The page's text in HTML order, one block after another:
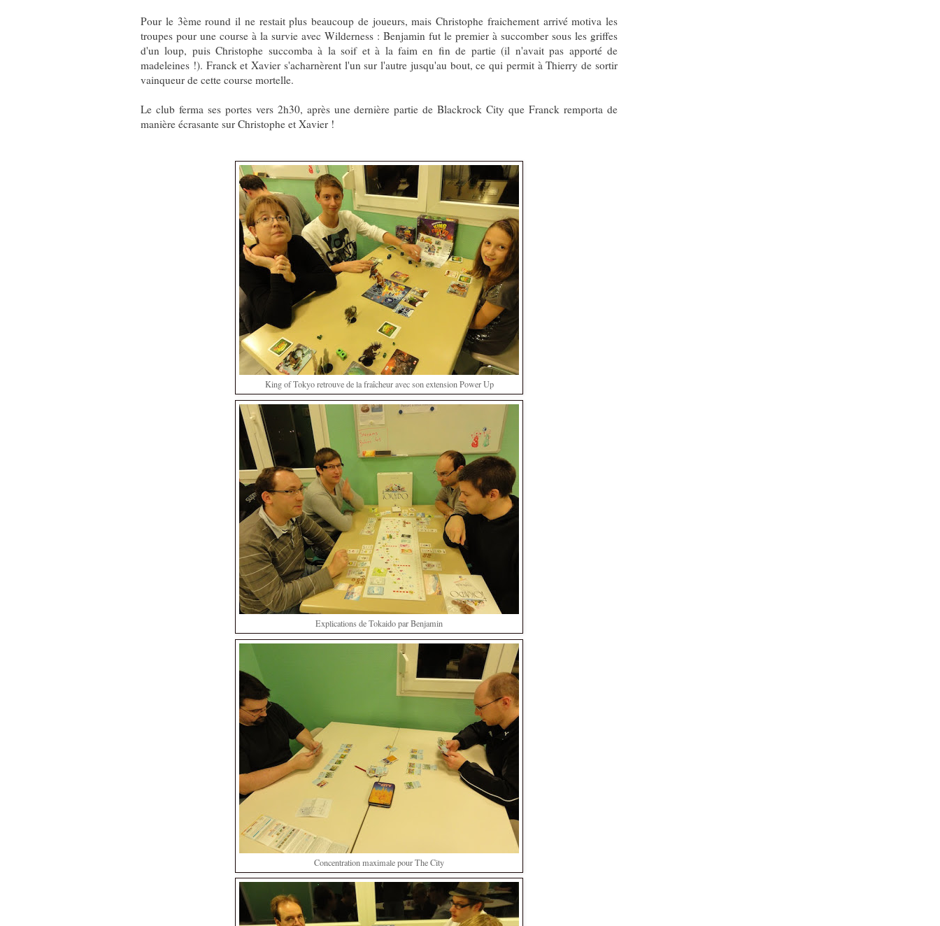
Pour le 3ème round il ne restait plus beaucoup de joueurs, mais Christophe fraichement arrivé motiva les
troupes pour une course à la survie avec Wilderness : Benjamin fut le premier à succomber sous les griffes
d'un loup, puis Christophe succomba à la soif et à la faim en fin de partie (il n'avait pas apporté de
madeleines !). Franck et Xavier s'acharnèrent l'un sur l'autre jusqu'au bout, ce qui permit à Thierry de sortir
vainqueur de cette course mortelle.
Le club ferma ses portes vers 2h30, après une dernière partie de Blackrock City que Franck remporta de
manière écrasante sur Christophe et Xavier !
King of Tokyo retrouve de la fraîcheur avec son extension Power Up
Explications de Tokaido par Benjamin
Concentration maximale pour The City